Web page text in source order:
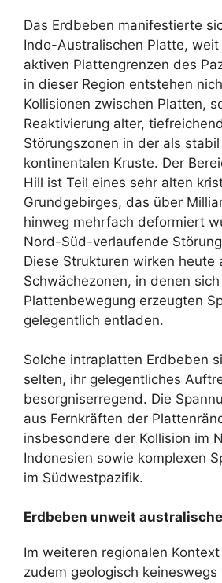
Das Erdbeben manifestierte
Indo-Australischen Platte,
aktiven Plattengrenzen des
in dieser Region entstehen
Kollisionen zwischen Platten,
Reaktivierung alter,
Störungszonen in der als
kontinentalen Kruste. Der
Hill ist Teil eines sehr alten
Grundgebirges, das über
hinweg mehrfach deformiert
Nord-Süd-verlaufende
Diese Strukturen wirken heute
Schwächezonen, in denen
Plattenbewegung erzeugten
gelegentlich entladen.
Solche intraplatten Erdbeben
selten, ihr gelegentliches
besorgniserregend. Die
aus Fernkräften der
insbesondere der Kollision im
Indonesien sowie komplexen
im Südwestpazifik.
Erdbeben unweit
Im weiteren regionalen
zudem geologisch keineswegs